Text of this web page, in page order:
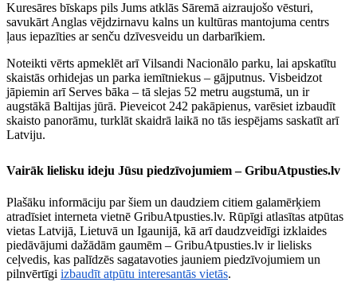
Kuresāres bīskaps pils Jums atklās Sāremā aizraujošo vēsturi,
savukārt Anglas vējdzirnavu kalns un kultūras mantojuma centrs
ļaus iepazīties ar senču dzīvesveidu un darbarīkiem.
Noteikti vērts apmeklēt arī Vilsandi Nacionālo parku, lai apskatītu
skaistās orhidejas un parka iemītniekus – gājputnus. Visbeidzot
jāpiemin arī Serves bāka – tā slejas 52 metru augstumā, un ir
augstākā Baltijas jūrā. Pieveicot 242 pakāpienus, varēsiet izbaudīt
skaisto panorāmu, turklāt skaidrā laikā no tās iespējams saskatīt arī
Latviju.
Vairāk lielisku ideju Jūsu piedzīvojumiem – GribuAtpusties.lv
Plašāku informāciju par šiem un daudziem citiem galamērķiem
atradīsiet interneta vietnē GribuAtpusties.lv. Rūpīgi atlasītas atpūtas
vietas Latvijā, Lietuvā un Igaunijā, kā arī daudzveidīgi izklaides
piedāvājumi dažādām gaumēm – GribuAtpusties.lv ir lielisks
ceļvedis, kas palīdzēs sagatavoties jauniem piedzīvojumiem un
pilnvērtīgi izbaudīt atpūtu interesantās vietās.